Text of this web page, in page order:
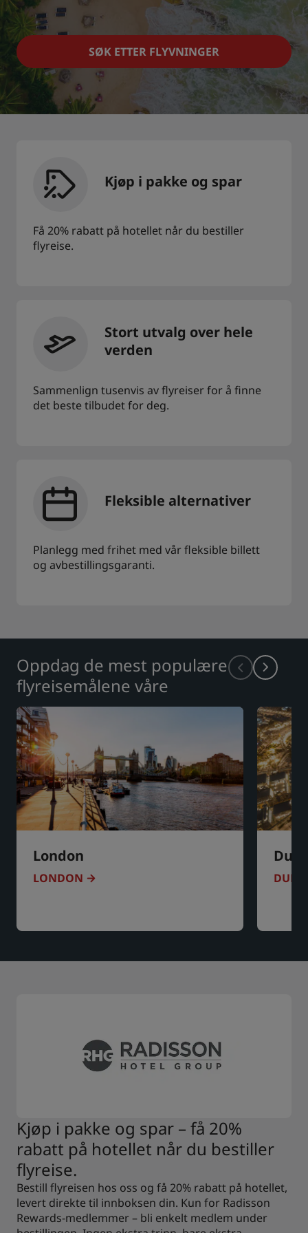
Park Plaza Park Inn by Radisson
Prize by Radisson Country Inn & Suites
Kunlun Golden Tulip
Hoteller i sentrum
Se bloggen vår
SØK ETTER FLYVNINGER
Kjøp i pakke og spar
Få 20% rabatt på hotellet når du bestiller
flyreise.
Stort utvalg over hele
verden
Sammenlign tusenvis av flyreiser for å finne
det beste tilbudet for deg.
Fleksible alternativer
Planlegg med frihet med vår fleksible billett
og avbestillingsgaranti.
Oppdag de mest populære
flyreisemålene våre
London
LONDON
Kjøp i pakke og spar – få 20%
rabatt på hotellet når du bestiller
flyreise.
Bestill flyreisen hos oss og få 20% rabatt på hotellet,
levert direkte til innboksen din. Kun for Radisson
Rewards-medlemmer – bli enkelt medlem under